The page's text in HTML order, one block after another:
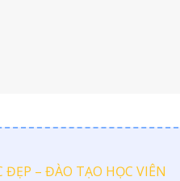
ĐẸP – ĐÀO TẠO HỌC VIÊN